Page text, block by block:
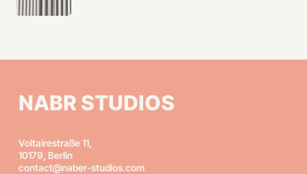
NABR STUDIOS
Voltairestraße 11,
10179, Berlin
contact@naber-studios.com